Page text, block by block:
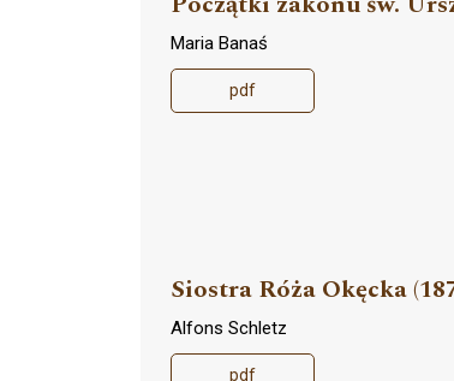
Maria Banaś
pdf
Siostra Róża Okęcka
Alfons Schletz
pdf